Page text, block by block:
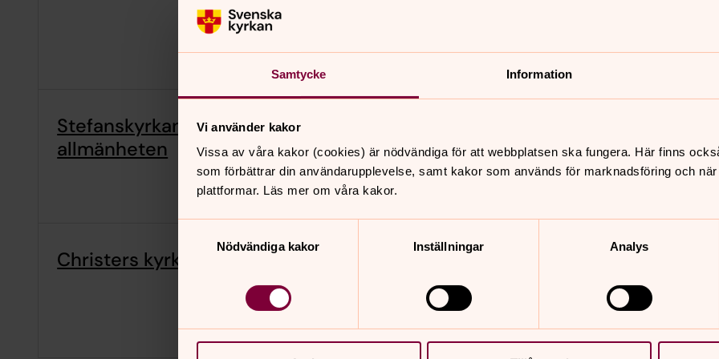
Samtycke Information
Vi använder kakor
Vissa av våra kakor (cookies) är nödvändiga för att webbplatsen ska fungera. Här finns
som förbättrar din användarupplevelse, samt kakor som används för marknadsföring och
plattformar. Läs mer om våra kakor.
Nödvändiga kakor
Inställningar Analys
Stefanskyrkan öppen för
allmänheten
Christers kyrkbänkssamtal på stan torsdag 6 augusti 2026
15.30